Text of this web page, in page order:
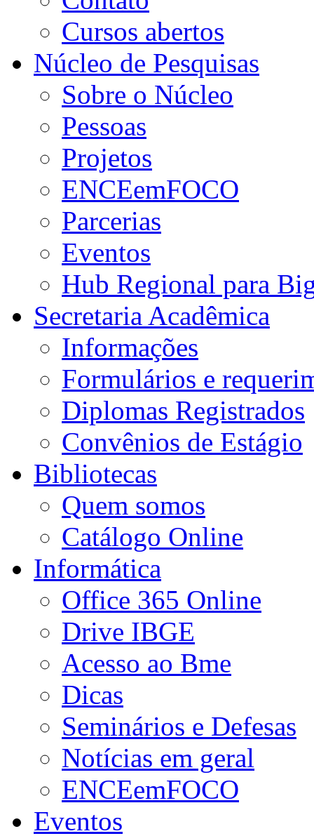
Cursos abertos
Núcleo de Pesquisas
Sobre o Núcleo
Pessoas
Projetos
ENCEemFOCO
Parcerias
Eventos
Hub Regional para
Secretaria Acadêmica
Informações
Formulários e
Diplomas Registrados
Convênios de Estágio
Bibliotecas
Quem somos
Catálogo Online
Informática
Office 365 Online
Drive IBGE
Acesso ao Bme
Dicas
Seminários e Defesas
Notícias em geral
ENCEemFOCO
Eventos